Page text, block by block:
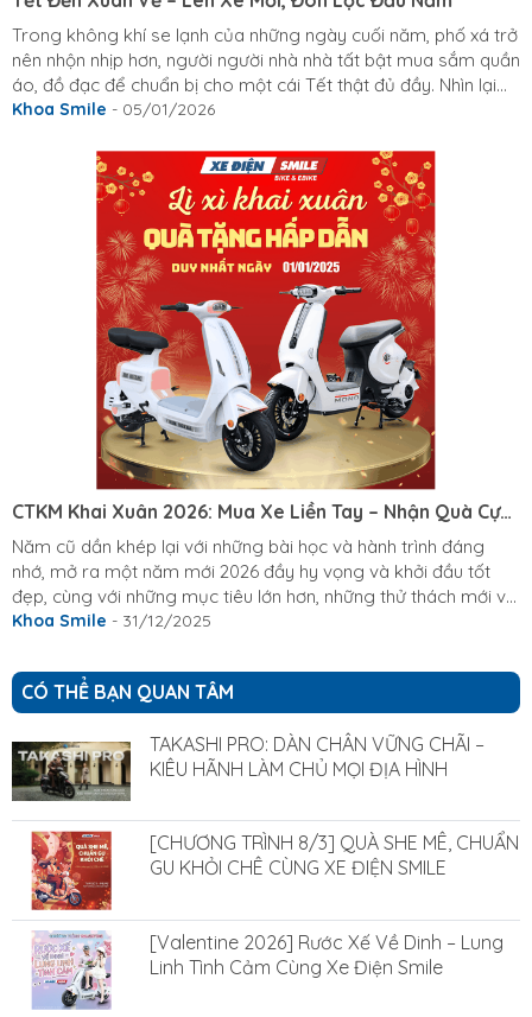
Trong không khí se lạnh của những ngày cuối năm, phố xá trở
nên nhộn nhịp hơn, người người nhà nhà tất bật mua sắm quần
áo, đồ đạc để chuẩn bị cho một cái Tết thật đủ đầy. Nhìn lại
hành trình 1 năm đã qua, Xe Điện Smile vô cùng biết ơn vì đã
đường, sự ủng hộ của quý khách hàng chính là động lực lớn
nhất để Smile không ngừng hoàn thiện và phát triển, cam kết
sẽ tiếp tục mang đến những dòng...
Khoa Smile - 05/01/2026
CTKM Khai Xuân 2026: Mua Xe Liền Tay – Nhận Quà Cực
Hấp Dẫn
Năm cũ dần khép lại với những bài học và hành trình đáng
nhớ, mở ra một năm mới 2026 đầy hy vọng và khởi đầu tốt
đẹp, cùng với những mục tiêu lớn hơn, những thử thách mới và
nhiều thay đổi tích cực. Khai xuân không chỉ là thời điểm
làm mới nhịp sống và sẵn sàng cho những chặng đường phía
trước. Trong không khí năm mới rộn ràng ấy, Xe Điện Smile
xin gửi đến quý khách hàng, quý đối tác lời chúc...
Khoa Smile - 31/12/2025
CÓ THỂ BẠN QUAN TÂM
TAKASHI PRO: DÀN CHÂN VỮNG CHÃI –
KIÊU HÃNH LÀM CHỦ MỌI ĐỊA HÌNH
[CHƯƠNG TRÌNH 8/3] QUÀ SHE MÊ, CHUẨN
GU KHỎI CHÊ CÙNG XE ĐIỆN SMILE
[Valentine 2026] Rước Xế Về Dinh – Lung
Linh Tình Cảm Cùng Xe Điện Smile